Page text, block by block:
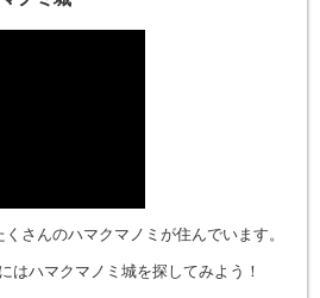
さんのハマクマノミが住んでいます。
はハマクマノミ城を探してみよう！